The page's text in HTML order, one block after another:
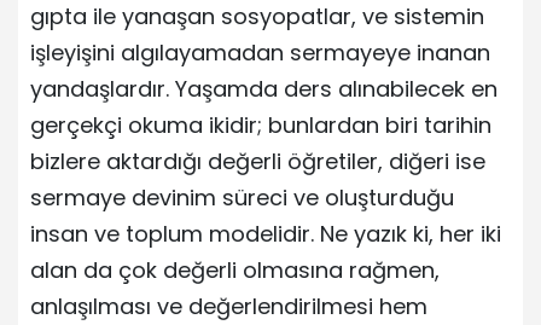
gıpta ile yanaşan sosyopatlar, ve sistemin
işleyişini algılayamadan sermayeye inanan
yandaşlardır. Yaşamda ders alınabilecek en
gerçekçi okuma ikidir; bunlardan biri tarihin
bizlere aktardığı değerli öğretiler, diğeri ise
sermaye devinim süreci ve oluşturduğu
insan ve toplum modelidir. Ne yazık ki, her iki
alan da çok değerli olmasına rağmen,
anlaşılması ve değerlendirilmesi hem